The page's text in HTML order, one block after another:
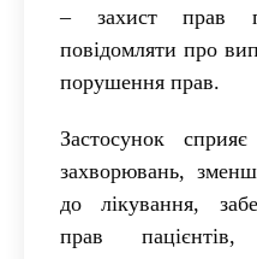
– захист прав
повідомляти про
порушення прав.
Застосунок
захворювань,
до лікування,
прав